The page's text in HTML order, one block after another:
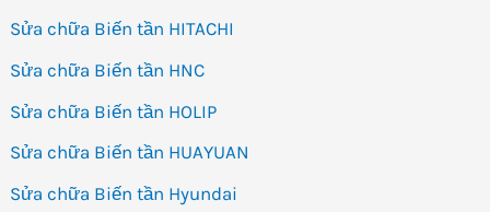
Sửa chữa Biến tần HITACHI
Sửa chữa Biến tần HNC
Sửa chữa Biến tần HOLIP
Sửa chữa Biến tần HUAYUAN
Sửa chữa Biến tần Hyundai